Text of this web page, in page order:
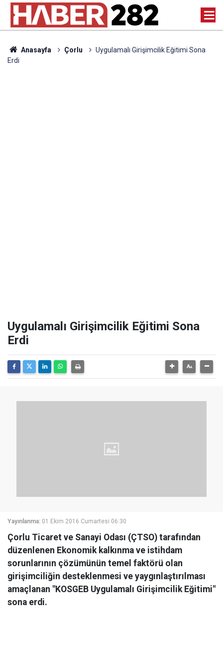
Anasayfa Çorlu
Uygulamalı Girişimcilik Eğitimi Sona
Erdi
Uygulamalı Girişimcilik Eğitimi Sona
Erdi
Yayınlanma: 01 Ekim 2016 Cumartesi 06:30
Çorlu Ticaret ve Sanayi Odası (ÇTSO) tarafından
düzenlenen Ekonomik kalkınma ve istihdam
sorunlarının çözümünün temel faktörü olan
girişimciliğin desteklenmesi ve yaygınlaştırılması
amaçlanan "KOSGEB Uygulamalı Girişimcilik Eğitimi"
sona erdi.